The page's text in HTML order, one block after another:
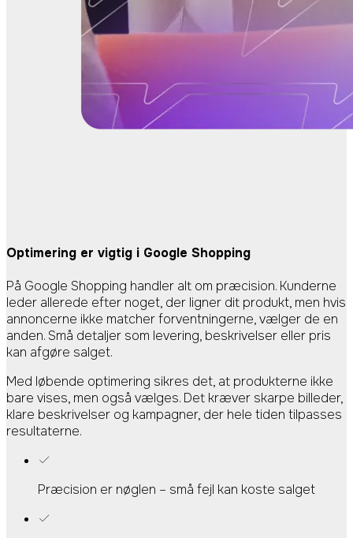
Optimering er vigtig i Google Shopping
På Google Shopping handler alt om præcision. Kunderne
leder allerede efter noget, der ligner dit produkt, men hvis
annoncerne ikke matcher forventningerne, vælger de en
anden. Små detaljer som levering, beskrivelser eller pris
kan afgøre salget.
Med løbende optimering sikres det, at produkterne ikke
bare vises, men også vælges. Det kræver skarpe billeder,
klare beskrivelser og kampagner, der hele tiden tilpasses
resultaterne.
Præcision er nøglen – små fejl kan koste salget